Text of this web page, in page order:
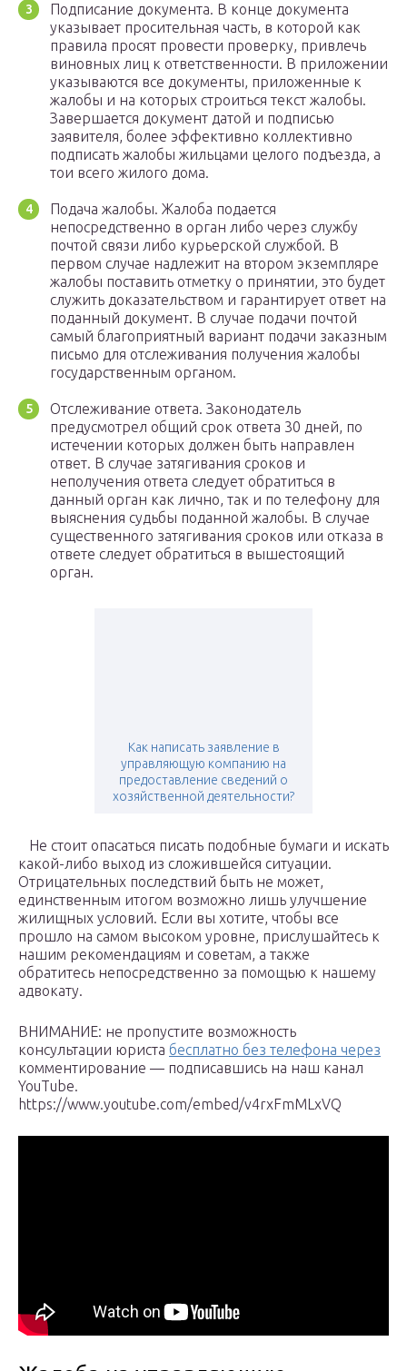
Подписание документа. В конце документа
указывает просительная часть, в которой как
правила просят провести проверку, привлечь
виновных лиц к ответственности. В приложении
указываются все документы, приложенные к
жалобы и на которых строиться текст жалобы.
Завершается документ датой и подписью
заявителя, более эффективно коллективно
подписать жалобы жильцами целого подъезда, а
тои всего жилого дома.
Подача жалобы. Жалоба подается
непосредственно в орган либо через службу
почтой связи либо курьерской службой. В
первом случае надлежит на втором экземпляре
жалобы поставить отметку о принятии, это будет
служить доказательством и гарантирует ответ на
поданный документ. В случае подачи почтой
самый благоприятный вариант подачи заказным
письмо для отслеживания получения жалобы
государственным органом.
Отслеживание ответа. Законодатель
предусмотрел общий срок ответа 30 дней, по
истечении которых должен быть направлен
ответ. В случае затягивания сроков и
неполучения ответа следует обратиться в
данный орган как лично, так и по телефону для
выяснения судьбы поданной жалобы. В случае
существенного затягивания сроков или отказа в
ответе следует обратиться в вышестоящий
орган.
Как написать заявление в
управляющую компанию на
предоставление сведений о
хозяйственной деятельности?
Не стоит опасаться писать подобные бумаги и искать
какой-либо выход из сложившейся ситуации.
Отрицательных последствий быть не может,
единственным итогом возможно лишь улучшение
жилищных условий. Если вы хотите, чтобы все
прошло на самом высоком уровне, прислушайтесь к
нашим рекомендациям и советам, а также
обратитесь непосредственно за помощью к нашему
адвокату.
ВНИМАНИЕ: не пропустите возможность
консультации юриста бесплатно без телефона через
комментирование — подписавшись на наш канал
YouTube.
https://www.youtube.com/embed/v4rxFmMLxVQ